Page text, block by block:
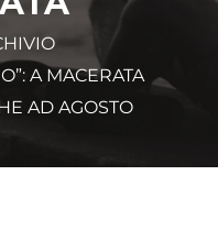
A MACERATA
AD AGOSTO